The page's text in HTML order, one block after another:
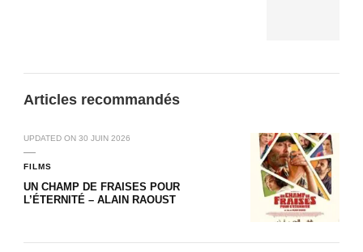
Articles recommandés
UPDATED ON 30 JUIN 2026
FILMS
UN CHAMP DE FRAISES POUR
L’ÉTERNITÉ – ALAIN RAOUST